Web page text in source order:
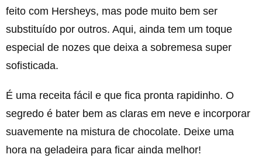
feito com Hersheys, mas pode muito bem ser
substituído por outros. Aqui, ainda tem um toque
especial de nozes que deixa a sobremesa super
sofisticada.
É uma receita fácil e que fica pronta rapidinho. O
segredo é bater bem as claras em neve e incorporar
suavemente na mistura de chocolate. Deixe uma
hora na geladeira para ficar ainda melhor!